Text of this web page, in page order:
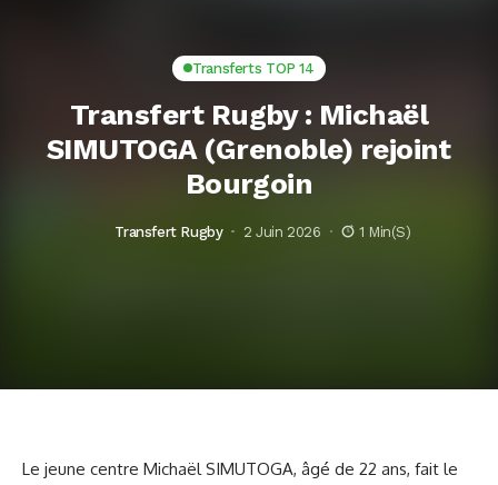
Transferts TOP 14
Transfert Rugby : Michaël
SIMUTOGA (Grenoble) rejoint
Bourgoin
Transfert Rugby 2 Juin 2026 1 Min(s)
Le jeune centre Michaël SIMUTOGA, âgé de 22 ans, fait le